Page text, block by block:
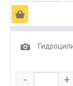
Ä
1
- +